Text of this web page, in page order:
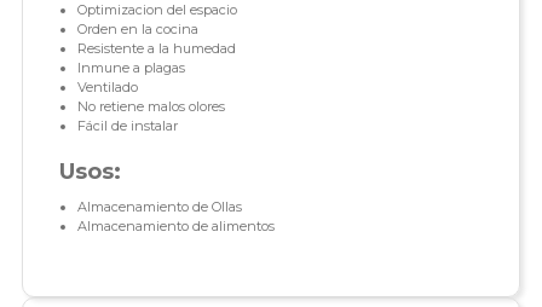
Optimizacion del espacio
Orden en la cocina
Resistente a la humedad
Inmune a plagas
Ventilado
No retiene malos olores
Fácil de instalar
Usos:
Almacenamiento de Ollas
Almacenamiento de alimentos